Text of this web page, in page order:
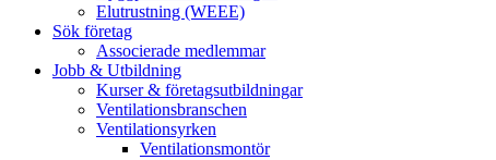
Elutrustning (WEEE)
Sök företag
Associerade medlemmar
Jobb & Utbildning
Kurser & företagsutbildningar
Ventilationsbranschen
Ventilationsyrken
Ventilationsmontör